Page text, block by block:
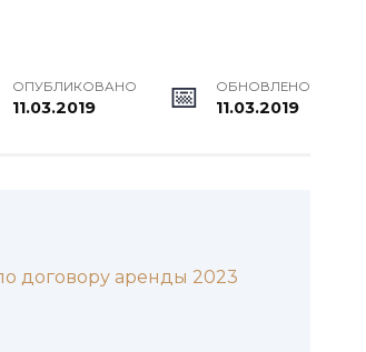
ОПУБЛИКОВАНО
11.03.2019
ОБНОВЛЕНО
11.03.2019
договору аренды 2023